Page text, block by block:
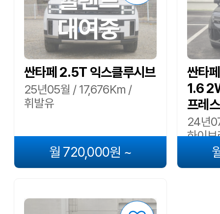
대여중
싼타페 2.5T 익스클루시브
25년05월 / 17,676Km /
휘발유
월 720,000원 ~
싼타
1.6
프레
24년
하이브